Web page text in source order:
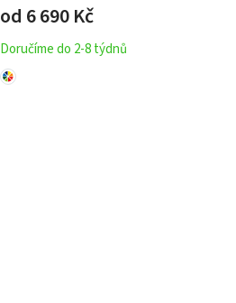
od 6 690Kč
Doručíme do 2-8 týdnů